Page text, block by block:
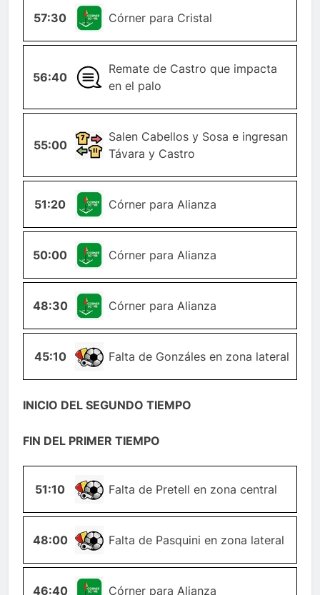
57:30ESQUINACórner para Cristal
56:40GENERAL
Remate de Castro que impacta
en el palo
55:00
CAMBIO-
JUGADOR
Salen Cabellos y Sosa e ingresan
Távara y Castro
51:20ESQUINACórner para Alianza
50:00ESQUINACórner para Alianza
48:30ESQUINACórner para Alianza
45:10 FALTA Falta de Gonzáles en zona lateral
INICIO DEL SEGUNDO TIEMPO
FIN DEL PRIMER TIEMPO
51:10 FALTA Falta de Pretell en zona central
48:00 FALTA Falta de Pasquini en zona lateral
46:40ESQUINACórner para Alianza